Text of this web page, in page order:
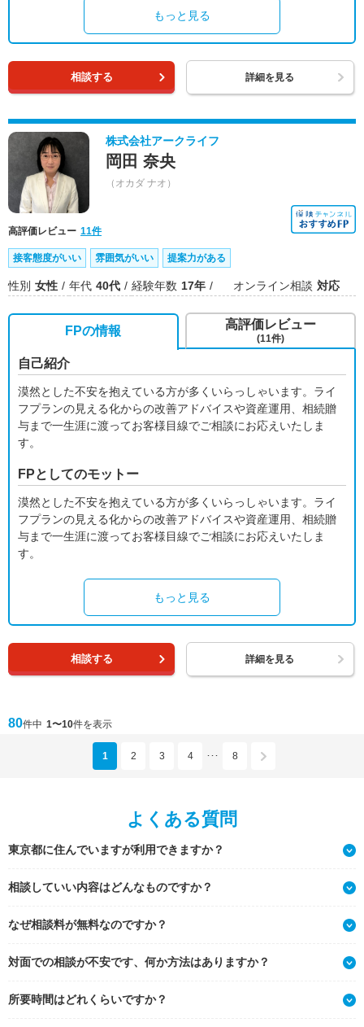
もっと見る
相談する 詳細を見る
株式会社アークライフ
岡田 奈央
（オカダ ナオ）
高評価レビュー 11件
接客態度がいい 雰囲気がいい 提案力がある
性別 女性 年代 40代 経験年数 17年 オンライン相談 対応
FPの情報
自己紹介
漠然とした不安を抱えている方が多くいらっしゃいます。ライ
フプランの見える化からの改善アドバイスや資産運用、相続贈
与まで一生涯に渡ってお客様目線でご相談にお応えいたしま
す。
FPとしてのモットー
漠然とした不安を抱えている方が多くいらっしゃいます。ライ
フプランの見える化からの改善アドバイスや資産運用、相続贈
与まで一生涯に渡ってお客様目線でご相談にお応えいたしま
す。
もっと見る
高評価レビュー
(11件)
相談する 詳細を見る
80件中 1〜10件を表示
1 2 3 4 ･･･ 8
よくある質問
東京都に住んでいますが利用できますか？
相談していい内容はどんなものですか？
なぜ相談料が無料なのですか？
対面での相談が不安です、何か方法はありますか？
所要時間はどれくらいですか？